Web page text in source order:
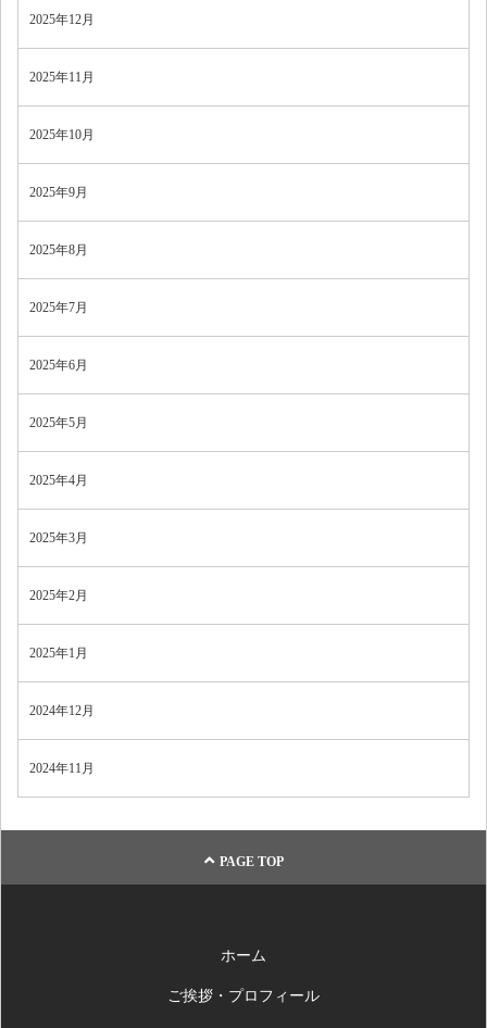
2025年12月
2025年11月
2025年10月
2025年9月
2025年8月
2025年7月
2025年6月
2025年5月
2025年4月
2025年3月
2025年2月
2025年1月
2024年12月
2024年11月
PAGE TOP
ホーム
ご挨拶・プロフィール